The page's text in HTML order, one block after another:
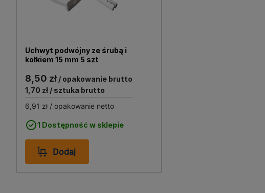
Uchwyt podwójny ze śrubą i
kołkiem 15 mm 5 szt
8,50 zł / opakowanie brutto
1,70 zł / sztuka brutto
6,91 zł / opakowanie netto
1 Dostępność w sklepie
Dodaj